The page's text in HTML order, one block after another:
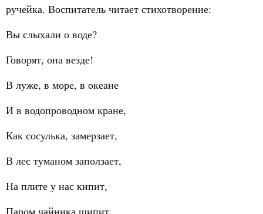
ручейка. Воспитатель читает стихотворение:
Вы слыхали о воде?
Говорят, она везде!
В луже, в море, в океане
И в водопроводном кране,
Как сосулька, замерзает,
В лес туманом заползает,
На плите у нас кипит,
Паром чайника шипит.